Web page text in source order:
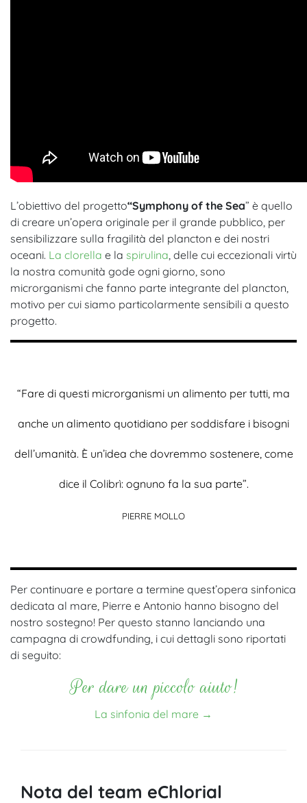
L’obiettivo del progetto“Symphony of the Sea” è quello
di creare un’opera originale per il grande pubblico, per
sensibilizzare sulla fragilità del plancton e dei nostri
oceani. La clorella e la spirulina , delle cui eccezionali virtù
la nostra comunità gode ogni giorno, sono
microrganismi che fanno parte integrante del plancton,
motivo per cui siamo particolarmente sensibili a questo
progetto.
“Fare di questi microrganismi un alimento per tutti, ma
anche un alimento quotidiano per soddisfare i bisogni
dell’umanità. È un’idea che dovremmo sostenere, come
dice il Colibrì: ognuno fa la sua parte”.
PIERRE MOLLO
Per continuare e portare a termine quest’opera sinfonica
dedicata al mare, Pierre e Antonio hanno bisogno del
nostro sostegno! Per questo stanno lanciando una
campagna di crowdfunding, i cui dettagli sono riportati
di seguito:
Per dare un piccolo aiuto!
La sinfonia del mare →
Nota del team eChlorial